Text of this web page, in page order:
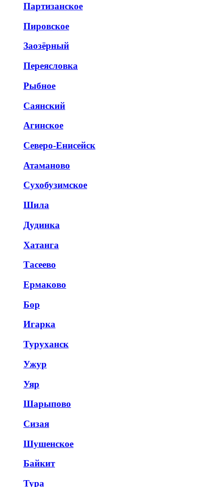
Партизанское
Пировское
Заозёрный
Переясловка
Рыбное
Саянский
Агинское
Северо-Енисейск
Атаманово
Сухобузимское
Шила
Дудинка
Хатанга
Тасеево
Ермаково
Бор
Игарка
Туруханск
Ужур
Уяр
Шарыпово
Сизая
Шушенское
Байкит
Тура